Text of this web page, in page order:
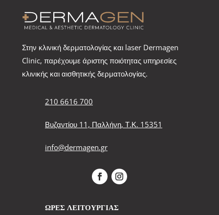
Στην κλινική δερματολογίας και laser Dermagen
Clinic, παρέχουμε άριστης ποιότητας υπηρεσίες
κλινικής και αισθητικής δερματολογίας.
210 6616 700
Βυζαντίου 11, Παλλήνη, Τ.Κ. 15351
info@dermagen.gr
ΩΡΕΣ ΛΕΙΤΟΥΡΓΙΑΣ